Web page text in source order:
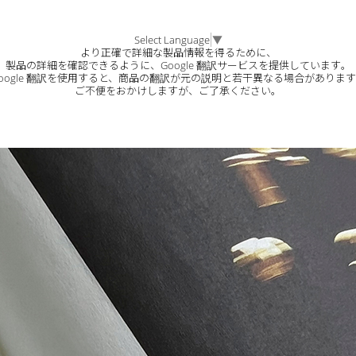
Select Language▼
より正確で詳細な製品情報を得るために、
製品の詳細を確認できるように、Google 翻訳サービスを提供しています。
翻訳を使用すると、商品の翻訳が元の説明と若干異なる場合がありま
ご不便をおかけしますが、ご了承ください。